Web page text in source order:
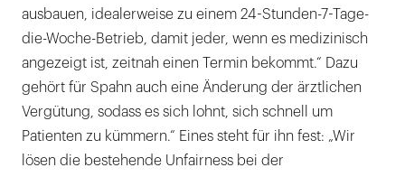
ausbauen, idealerweise zu einem 24-Stunden-7-Tage-
die-Woche-Betrieb, damit jeder, wenn es medizinisch
angezeigt ist, zeitnah einen Termin bekommt.“ Dazu
gehört für Spahn auch eine Änderung der ärztlichen
Vergütung, sodass es sich lohnt, sich schnell um
Patienten zu kümmern.“ Eines steht für ihn fest: „Wir
lösen die bestehende Unfairness bei der